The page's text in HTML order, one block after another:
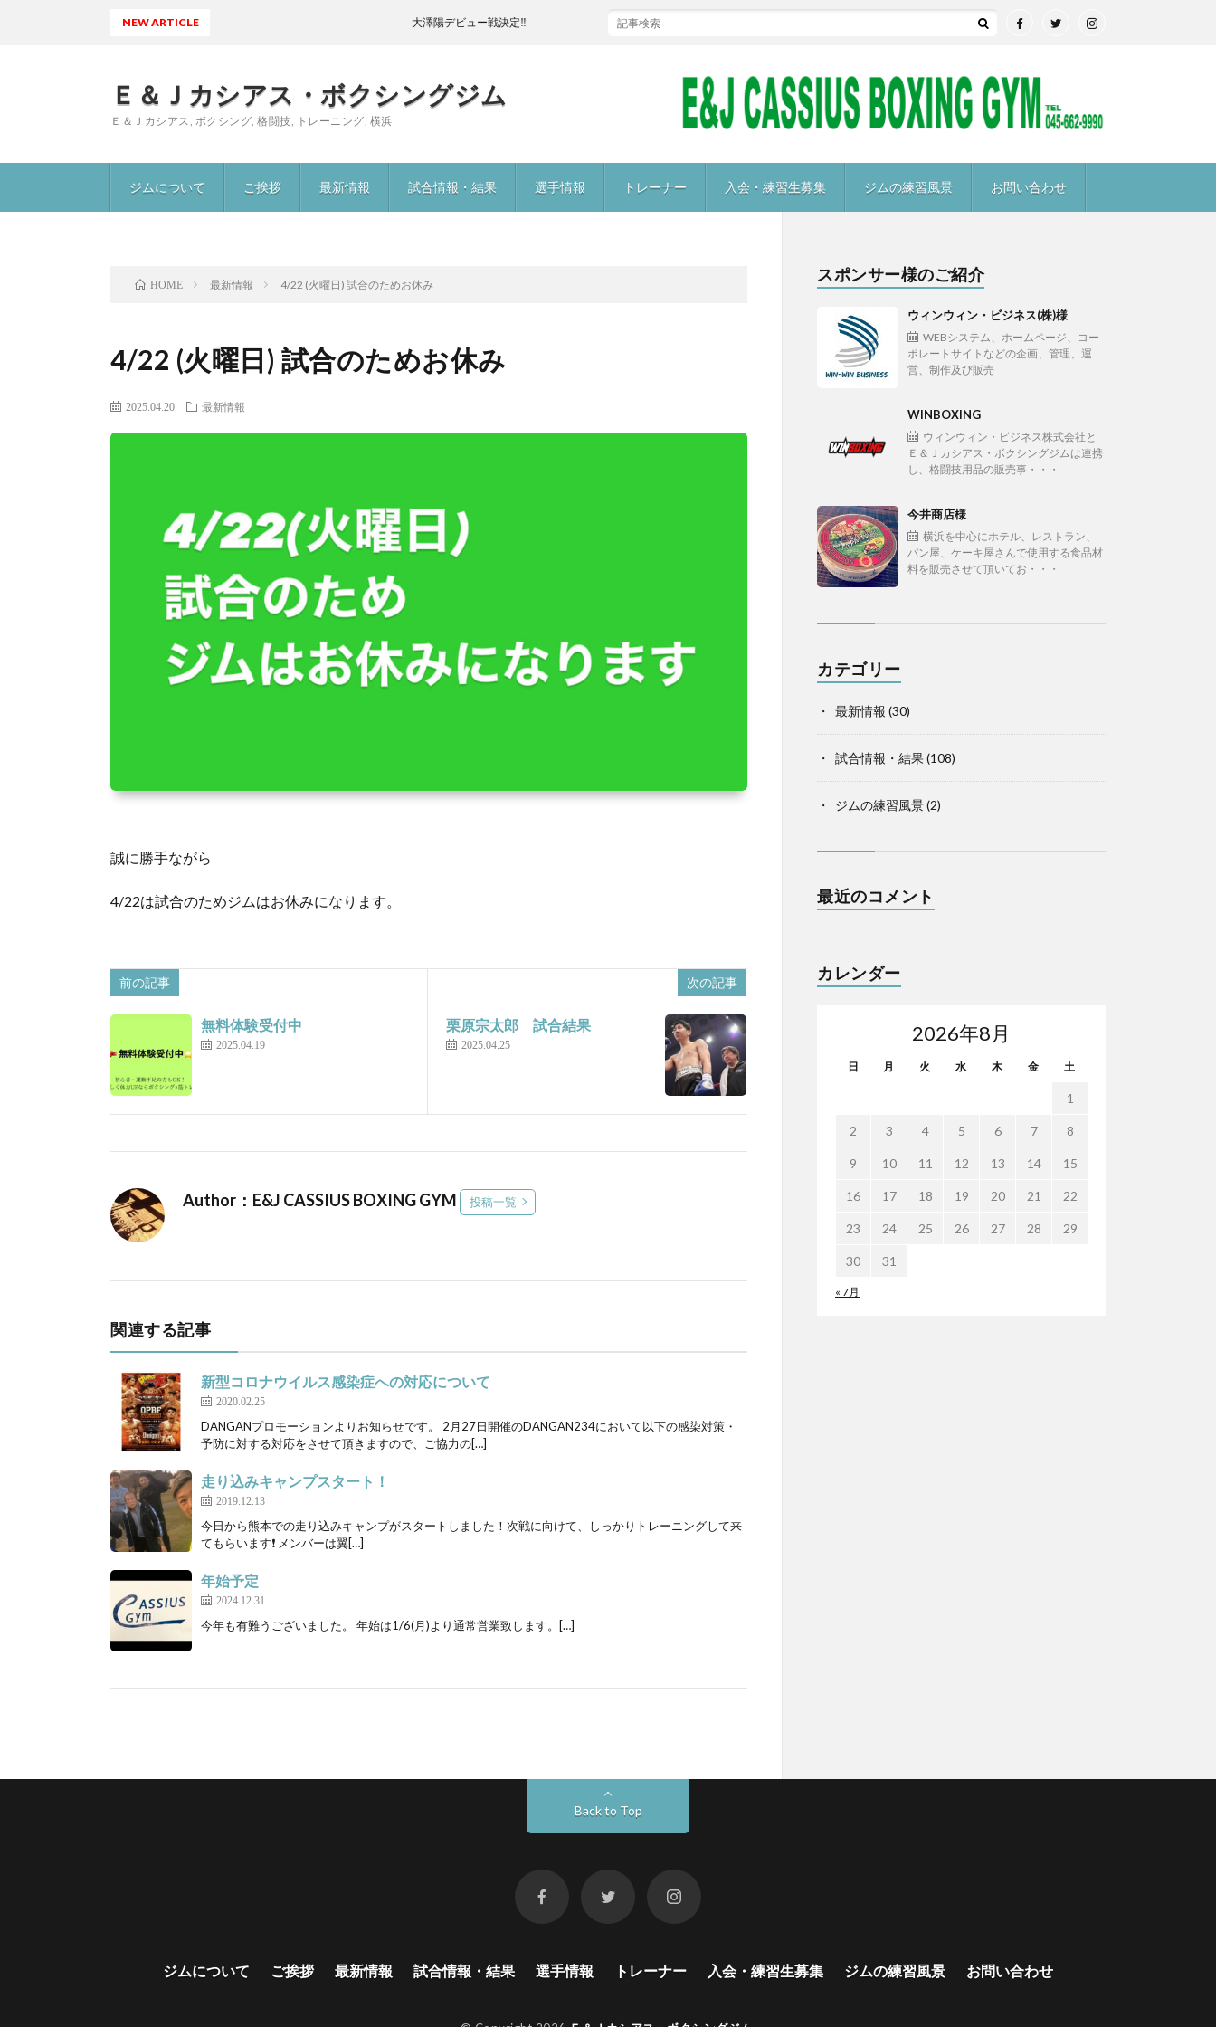
Ｅ＆Ｊカシアス・ボクシングジム
Ｅ＆Ｊカシアス, ボクシング, 格闘技, トレーニング, 横浜
ジムについて ご挨拶 最新情報 試合情報・結果 選手情報 トレーナー 入会・練習生募集 ジムの練習風景 お問い合わせ
NEW ARTICLE 大澤陽デビュー戦決定‼
HOME 最新情報 4/22 (火曜日) 試合のためお休み
4/22 (火曜日) 試合のためお休み
2025.04.20 最新情報
誠に勝手ながら
4/22は試合のためジムはお休みになります。
前の記事
無料体験受付中
2025.04.19
次の記事
栗原宗太郎 試合結果
2025.04.25
Author：E&J CASSIUS BOXING GYM 投稿一覧
関連する記事
新型コロナウイルス感染症への対応について
2020.02.25
DANGANプロモーションよりお知らせです。 2月27日開催のDANGAN234において以下の感染対策・
予防に対する対応をさせて頂きますので、ご協力の[…]
走り込みキャンプスタート！
2019.12.13
今日から熊本での走り込みキャンプがスタートしました！次戦に向けて、しっかりトレーニングして来
てもらいます❗️ メンバーは翼[…]
年始予定
2024.12.31
今年も有難うございました。 年始は1/6(月)より通常営業致します。[…]
スポンサー様のご紹介
ウィンウィン・ビジネス(株)様
WEBシステム、ホームページ、コー
ポレートサイトなどの企画、管理、運
営、制作及び販売
WINBOXING
ウィンウィン・ビジネス株式会社と
Ｅ＆Ｊカシアス・ボクシングジムは連携
し、格闘技用品の販売事・・・
今井商店様
横浜を中心にホテル、レストラン、
パン屋、ケーキ屋さんで使用する食品材
料を販売させて頂いてお・・・
カテゴリー
最新情報 (30)
試合情報・結果(108)
ジムの練習風景(2)
最近のコメント
カレンダー
2026年8月
日 月 火 水 木 金 土
« 7月
1
2 3 4 5 6 7 8
9 10 11 12 13 14 15
16 17 18 19 20 21 22
23 24 25 26 27 28 29
30 31
Back to Top
ジムについて ご挨拶 最新情報 試合情報・結果 選手情報 トレーナー 入会・練習生募集 ジムの練習風景 お問い合わせ